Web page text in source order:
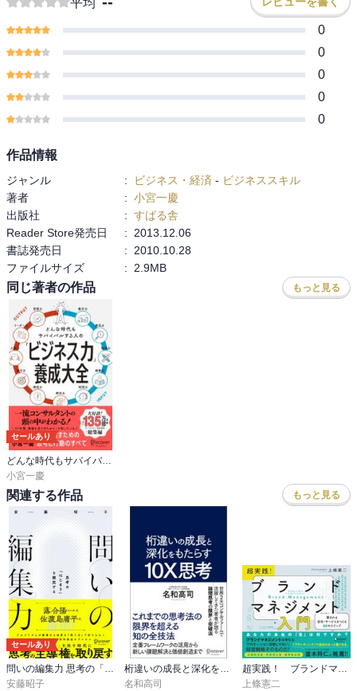
平均
0
0
0
0
0
作品情報
ジャンル : ビジネス・経済 - ビジネススキル
著者
: 小宮一慶
出版社
: すばる舎
Reader Store発売日
:
2013.12.06
書誌発売日
:
2010.10.28
ファイルサイズ
: 2.9MB
同じ著者の作品 もっと見る
セールあり
どんな時代もサバイバルする人の「ビジネス力」養成大全
小宮一慶
関連する作品 もっと見る
セールあり
安藤昭子
名和高司
上條憲二